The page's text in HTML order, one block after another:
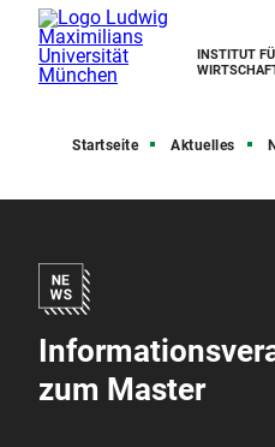
INSTITUT
Startseite Aktuelles
zum Master